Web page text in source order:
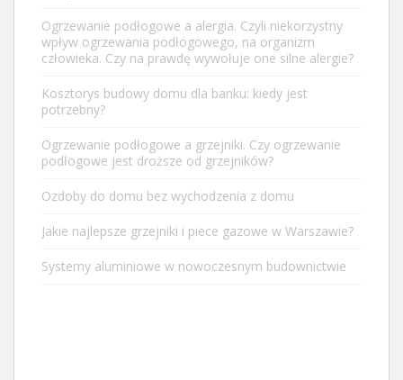
Ogrzewanie podłogowe a alergia. Czyli niekorzystny
wpływ ogrzewania podłogowego, na organizm
człowieka. Czy na prawdę wywołuje one silne alergie?
Kosztorys budowy domu dla banku: kiedy jest
potrzebny?
Ogrzewanie podłogowe a grzejniki. Czy ogrzewanie
podłogowe jest droższe od grzejników?
Ozdoby do domu bez wychodzenia z domu
Jakie najlepsze grzejniki i piece gazowe w Warszawie?
Systemy aluminiowe w nowoczesnym budownictwie